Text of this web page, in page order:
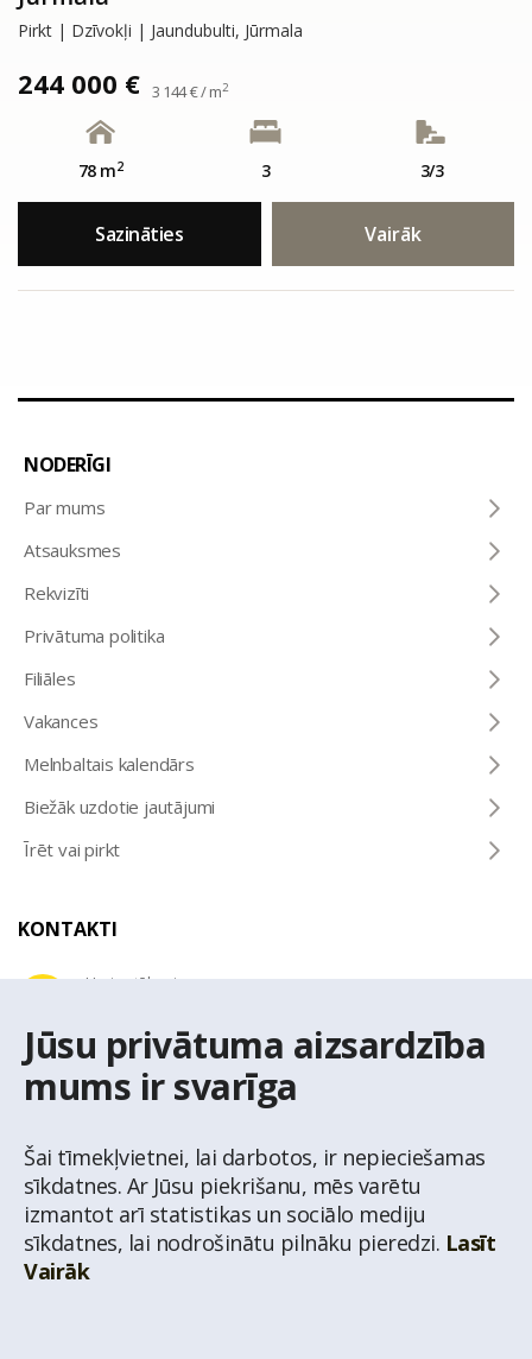
Jūsu privātuma aizsardzība
mums ir svarīga
Šai tīmekļvietnei, lai darbotos, ir nepieciešamas
sīkdatnes. Ar Jūsu piekrišanu, mēs varētu
izmantot arī statistikas un sociālo mediju
sīkdatnes, lai nodrošinātu pilnāku pieredzi. Lasīt
Vairāk
Pirkt | Dzīvokļi | Jaundubulti, Jūrmala
244 000 € 3 144 € / m2
78 m2 3 3/3
Sazināties Vairāk
© Nekustamo īpašumu aģentūra Latio.
NODERĪGI
Par mums
Atsauksmes
Rekvizīti
Privātuma politika
Filiāles
Vakances
Melnbaltais kalendārs
Biežāk uzdotie jautājumi
Īrēt vai pirkt
KONTAKTI
Uzziņu tālrunis
E-pasta adrese
latio@latio.lv